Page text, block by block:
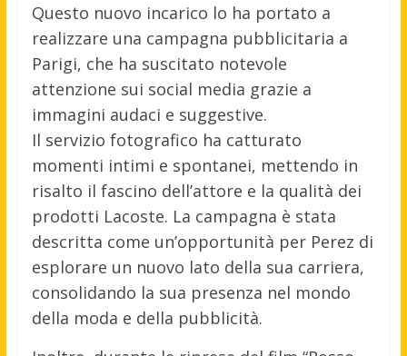
Questo nuovo incarico lo ha portato a
realizzare una campagna pubblicitaria a
Parigi, che ha suscitato notevole
attenzione sui social media grazie a
immagini audaci e suggestive.
Il servizio fotografico ha catturato
momenti intimi e spontanei, mettendo in
risalto il fascino dell’attore e la qualità dei
prodotti Lacoste. La campagna è stata
descritta come un’opportunità per Perez di
esplorare un nuovo lato della sua carriera,
consolidando la sua presenza nel mondo
della moda e della pubblicità.